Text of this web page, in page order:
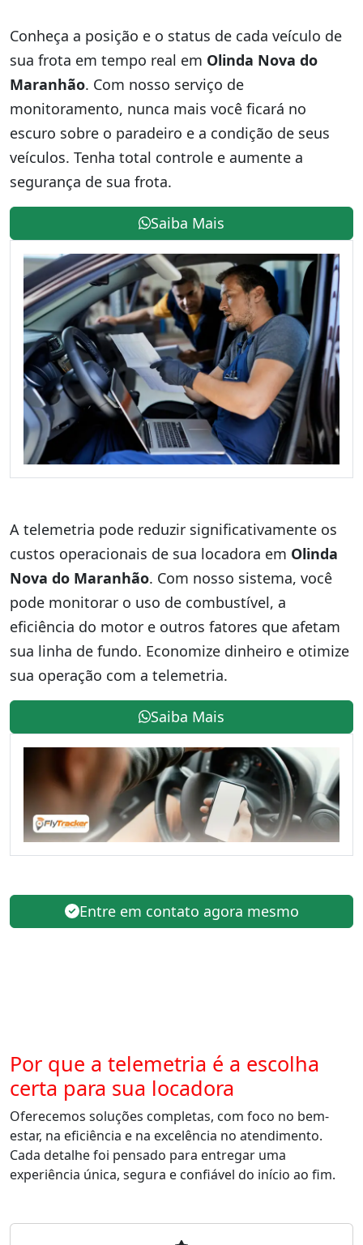
Conheça a posição e o status de cada veículo de
sua frota em tempo real em Olinda Nova do
Maranhão. Com nosso serviço de
monitoramento, nunca mais você ficará no
escuro sobre o paradeiro e a condição de seus
veículos. Tenha total controle e aumente a
segurança de sua frota.
Saiba Mais
A telemetria pode reduzir significativamente os
custos operacionais de sua locadora em Olinda
Nova do Maranhão. Com nosso sistema, você
pode monitorar o uso de combustível, a
eficiência do motor e outros fatores que afetam
sua linha de fundo. Economize dinheiro e otimize
sua operação com a telemetria.
Saiba Mais
Entre em contato agora mesmo
Por que a telemetria é a escolha
certa para sua locadora
Oferecemos soluções completas, com foco no bem-
estar, na eficiência e na excelência no atendimento.
Cada detalhe foi pensado para entregar uma
experiência única, segura e confiável do início ao fim.